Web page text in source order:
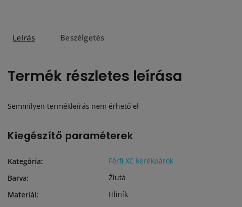
Leírás Beszélgetés
Termék részletes leírása
Semmilyen termékleírás nem érhető el
Kiegészítő paraméterek
Kategória:
Férfi XC kerékpárok
Barva:
Žlutá
Materiál:
Hliník